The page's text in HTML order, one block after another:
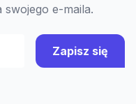
e-maila.
Zapisz się